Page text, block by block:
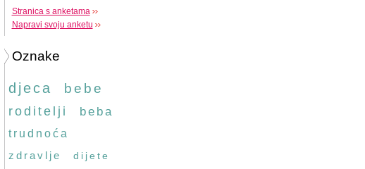
Stranica s anketama
Napravi svoju anketu
Oznake
djeca bebe
roditelji beba
trudnoća
zdravlje
dijete